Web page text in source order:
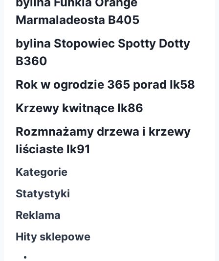
Marmaladeosta B405
bylina Stopowiec Spotty Dotty
B360
Rok w ogrodzie 365 porad Ik58
Krzewy kwitnące lk86
Rozmnażamy drzewa i krzewy
liściaste lk91
Kategorie
Statystyki
Reklama
Hity sklepowe